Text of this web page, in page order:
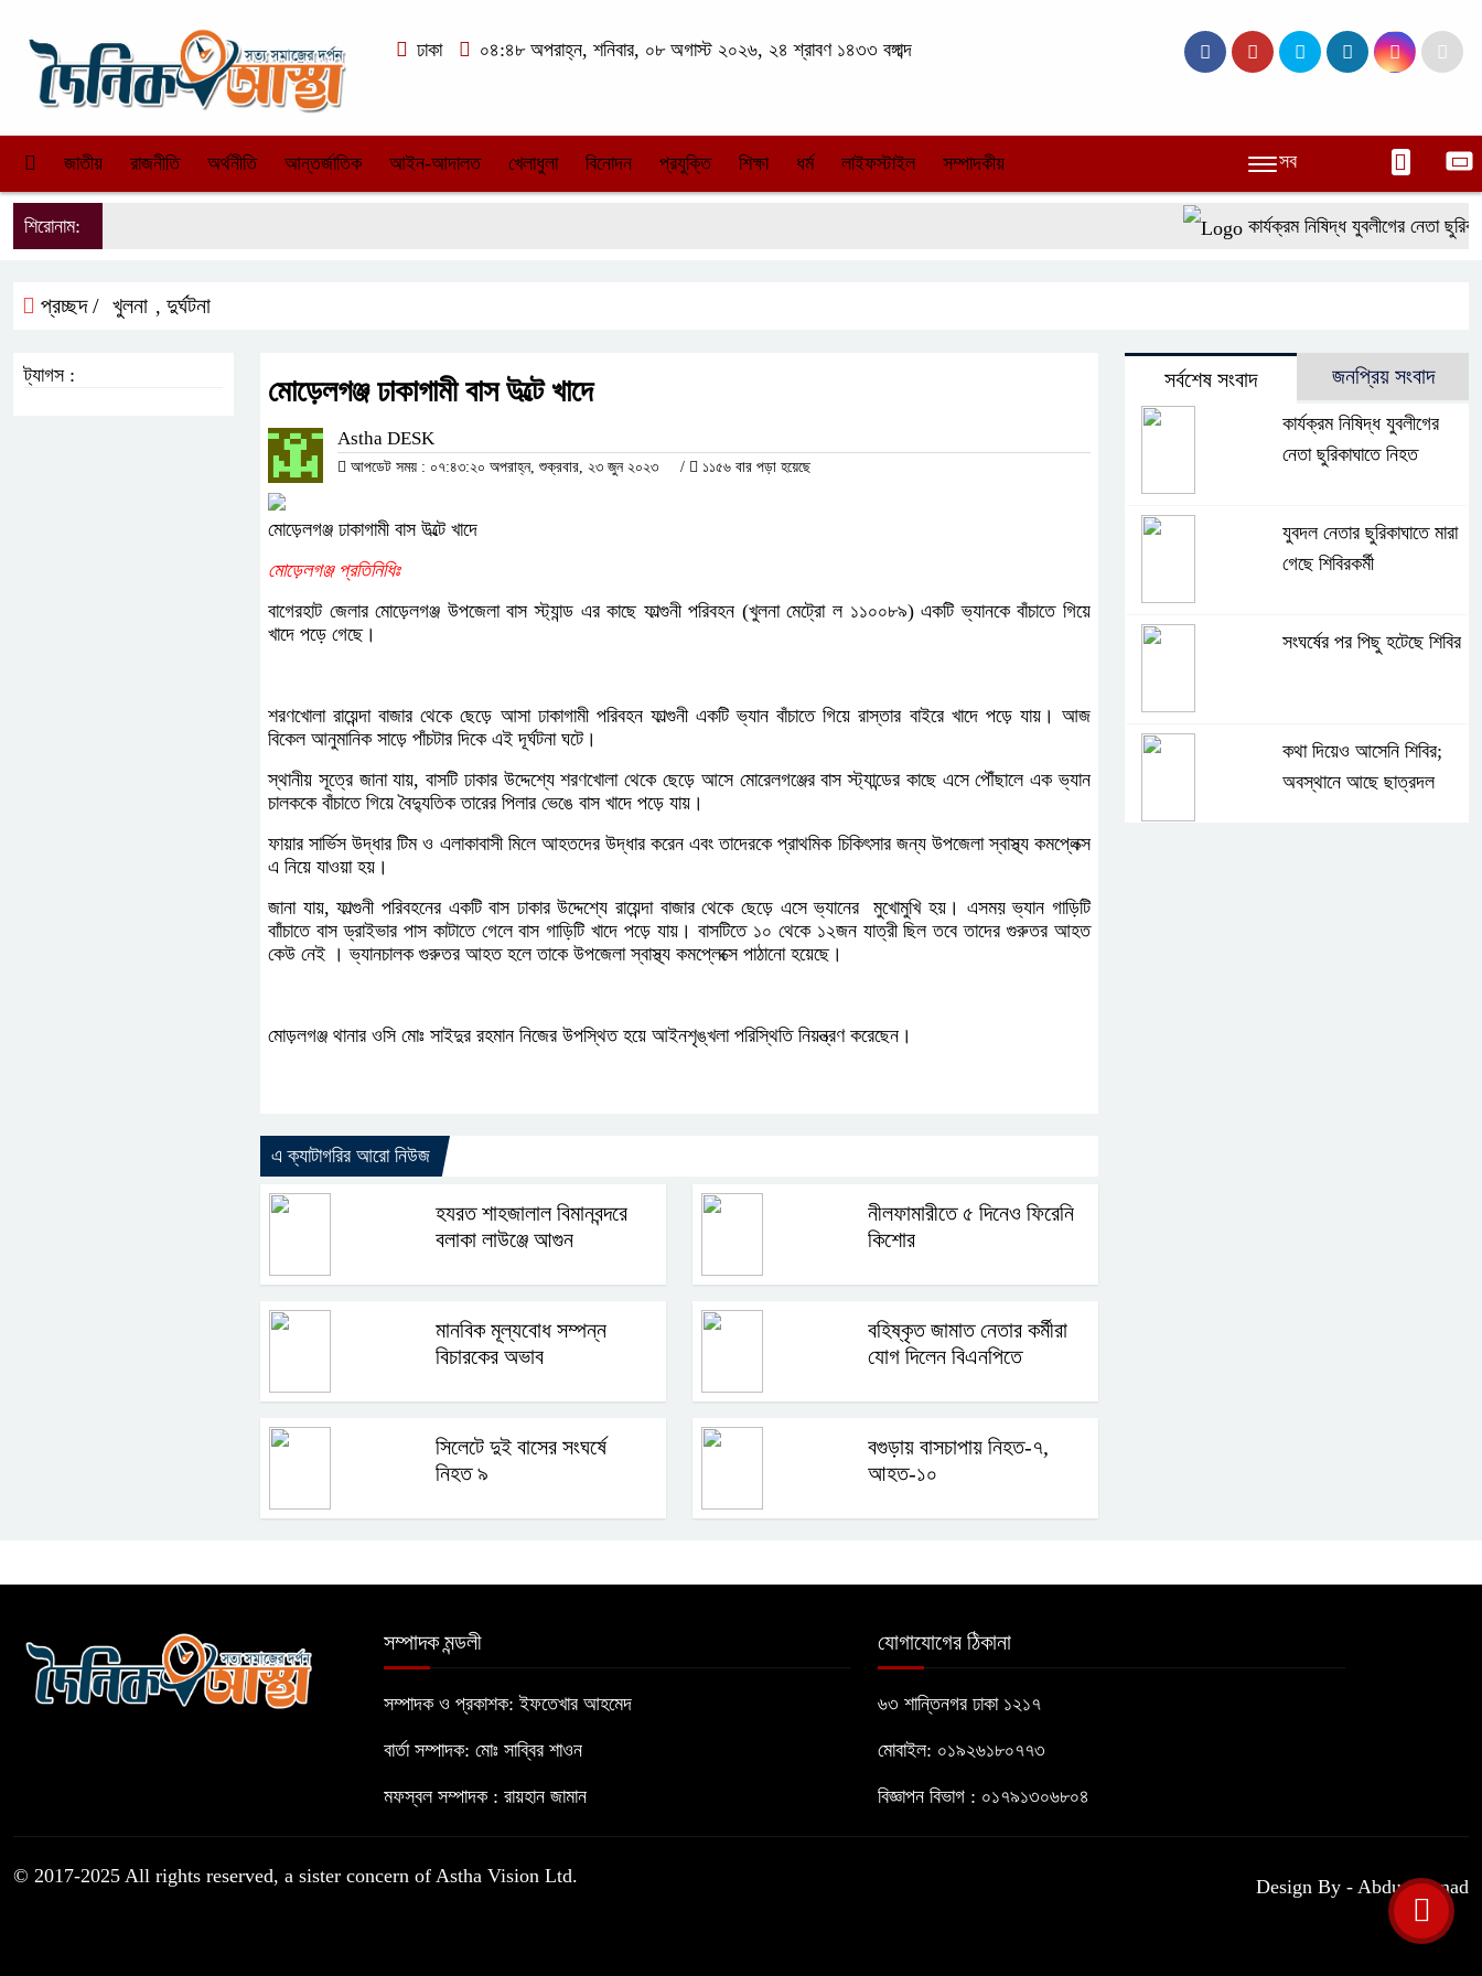
ঢাকা ০৪:৪৮ অপরাহ্ন, শনিবার, ০৮ অগাস্ট ২০২৬, ২৪ শ্রাবণ ১৪৩৩ বঙ্গাব্দ
জাতীয় রাজনীতি অর্থনীতি আন্তর্জাতিক আইন-আদালত খেলাধুলা বিনোদন প্রযুক্তি শিক্ষা ধর্ম লাইফস্টাইল সম্পাদকীয় সব
শিরোনাম: কার্যক্রম নিষিদ্ধ যুবলীগের নেতা
প্রচ্ছদ / খুলনা , দুর্ঘটনা
মোড়েলগঞ্জ ঢাকাগামী বাস উল্টে খাদে
Astha DESK
আপডেট সময় : ০৭:৪৩:২০ অপরাহ্ন, শুক্রবার, ২৩ জুন ২০২৩ / ১১৫৬ বার পড়া হয়েছে
মোড়েলগঞ্জ ঢাকাগামী বাস উল্টে খাদে
মোড়েলগঞ্জ প্রতিনিধিঃ
বাগেরহাট জেলার‌ মোড়েলগঞ্জ উপজেলা বাস স্ট্যান্ড এর কাছে ফাল্গুনী পরিবহন (খুলনা মেট্রো ল ১১০০৮৯) একটি ভ্যানকে বাঁচাতে গিয়ে
খাদে পড়ে গেছে।
শরণখোলা রায়েন্দা বাজার থেকে ছেড়ে আসা ঢাকাগামী পরিবহন ফাল্গুনী একটি ভ্যান বাঁচাতে গিয়ে রাস্তার বাইরে খাদে পড়ে যায়। আজ
বিকেল আনুমানিক সাড়ে পাঁচটার দিকে এই দূর্ঘটনা ঘটে।
স্থানীয় সূত্রে জানা যায়, বাসটি ঢাকার উদ্দেশ্যে শরণখোলা থেকে ছেড়ে আসে মোরেলগঞ্জের বাস স্ট্যান্ডের কাছে এসে পৌঁছালে এক ভ্যান
চালককে বাঁচাতে গিয়ে বৈদ্যুতিক তারের পিলার ভেঙে বাস খাদে পড়ে যায়।
ফায়ার সার্ভিস উদ্ধার টিম ও এলাকাবাসী মিলে আহতদের উদ্ধার করেন এবং তাদেরকে প্রাথমিক চিকিৎসার জন্য উপজেলা স্বাস্থ্য কমপ্লেক্স
এ নিয়ে যাওয়া হয়।
জানা যায়, ফাল্গুনী পরিবহনের একটি বাস ঢাকার উদ্দেশ্যে রায়েন্দা বাজার থেকে ছেড়ে এসে ভ্যানের মুখোমুখি হয়। এসময় ভ্যান গাড়িটি
বাাঁচাতে বাস ড্রাইভার পাস কাটাতে গেলে বাস গাড়িটি খাদে পড়ে যায়। বাসটিতে ১০ থেকে ১২জন যাত্রী ছিল তবে তাদের গুরুতর আহত
কেউ নেই । ভ্যানচালক গুরুতর আহত হলে তাকে উপজেলা স্বাস্থ্য কমপ্লেক্সে পাঠানো হয়েছে।
মোড়লগঞ্জ থানার ওসি মোঃ সাইদুর রহমান নিজের উপস্থিত হয়ে আইনশৃঙ্খলা পরিস্থিতি নিয়ন্ত্রণ করেছেন।
এ ক্যাটাগরির আরো নিউজ
হযরত শাহজালাল বিমানবন্দরে
বলাকা লাউঞ্জে আগুন
নীলফামারীতে ৫ দিনেও ফিরেনি
কিশোর
মানবিক মূল্যবোধ সম্পন্ন
বিচারকের অভাব
বহিষ্কৃত জামাত নেতার কর্মীরা
যোগ দিলেন বিএনপিতে
সিলেটে দুই বাসের সংঘর্ষে
নিহত ৯
বগুড়ায় বাসচাপায় নিহত-৭,
আহত-১০
ট্যাগস : সর্বশেষ সংবাদ জনপ্রিয় সংবাদ
কার্যক্রম নিষিদ্ধ যুবলীগের
নেতা ছুরিকাঘাতে নিহত
যুবদল নেতার ছুরিকাঘাতে মারা
গেছে শিবিরকর্মী
সংঘর্ষের পর পিছু হটেছে শিবির
কথা দিয়েও আসেনি শিবির;
অবস্থানে আছে ছাত্রদল
সম্পাদক মন্ডলী
সম্পাদক ও প্রকাশক: ইফতেখার আহমেদ
বার্তা সম্পাদক: মোঃ সাব্বির শাওন
মফস্বল সম্পাদক : রায়হান জামান
যোগাযোগের ঠিকানা
৬৩ শান্তিনগর ঢাকা ১২১৭
মোবাইল: ০১৯২৬১৮০৭৭৩
বিজ্ঞাপন বিভাগ : ০১৭৯১৩০৬৮০৪
© 2017-2025 All rights reserved, a sister concern of Astha Vision Ltd. Design By - Abdus Samad